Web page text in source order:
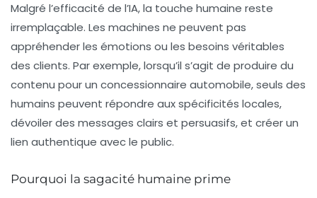
Malgré l’efficacité de l’IA, la touche humaine reste
irremplaçable. Les machines ne peuvent pas
appréhender les émotions ou les besoins véritables
des clients. Par exemple, lorsqu’il s’agit de produire du
contenu pour un concessionnaire automobile, seuls des
humains peuvent répondre aux spécificités locales,
dévoiler des messages clairs et persuasifs, et créer un
lien authentique avec le public.
Pourquoi la sagacité humaine prime